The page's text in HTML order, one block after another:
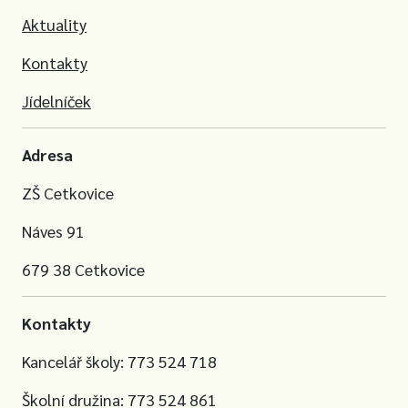
Aktuality
Kontakty
Jídelníček
Adresa
ZŠ Cetkovice
Náves 91
679 38 Cetkovice
Kontakty
Kancelář školy: 773 524 718
Školní družina: 773 524 861